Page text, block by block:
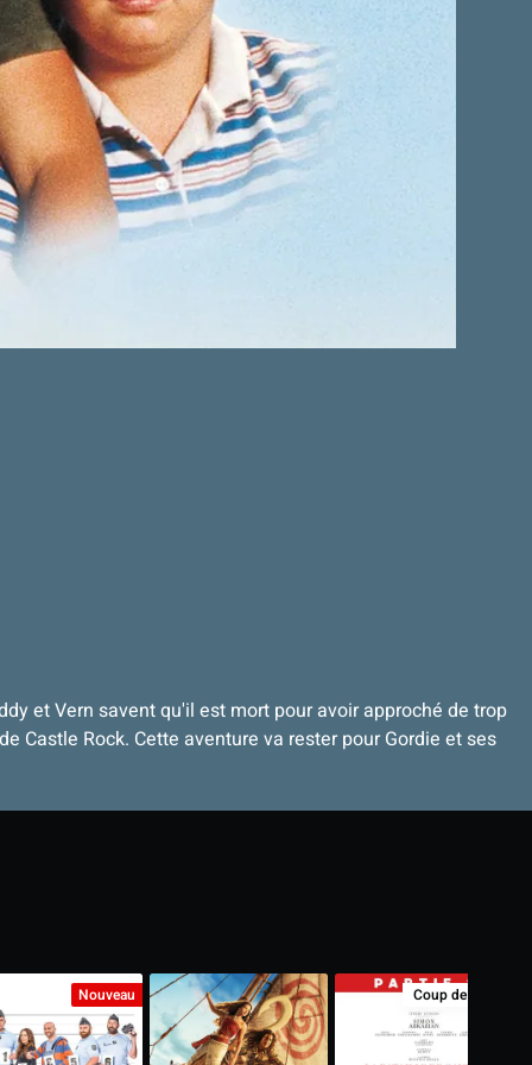
et Vern savent qu'il est mort pour avoir approché de trop
Castle Rock. Cette aventure va rester pour Gordie et ses
Nouveau Coup de Cœur